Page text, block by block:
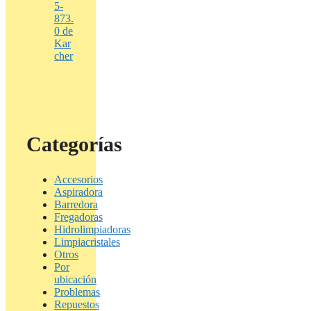
5-
873.
0 de
Kar
cher
Categorías
Accesorios
Aspiradora
Barredora
Fregadoras
Hidrolimpiadoras
Limpiacristales
Otros
Por
ubicación
Problemas
Repuestos